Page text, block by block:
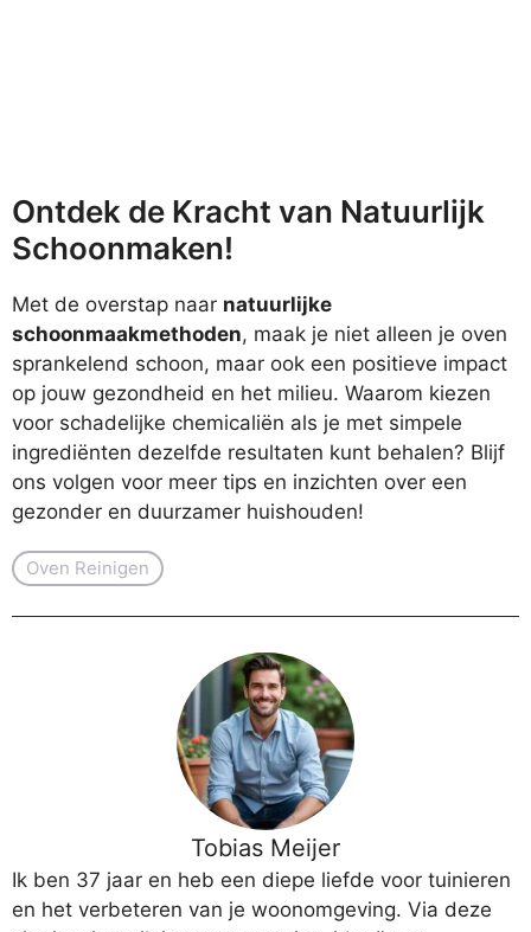
Ontdek de Kracht van Natuurlijk
Schoonmaken!
Met de overstap naar natuurlijke
schoonmaakmethoden, maak je niet alleen je oven
sprankelend schoon, maar ook een positieve impact
op jouw gezondheid en het milieu. Waarom kiezen
voor schadelijke chemicaliën als je met simpele
ingrediënten dezelfde resultaten kunt behalen? Blijf
ons volgen voor meer tips en inzichten over een
gezonder en duurzamer huishouden!
Oven Reinigen
Tobias Meijer
Ik ben 37 jaar en heb een diepe liefde voor tuinieren
en het verbeteren van je woonomgeving. Via deze